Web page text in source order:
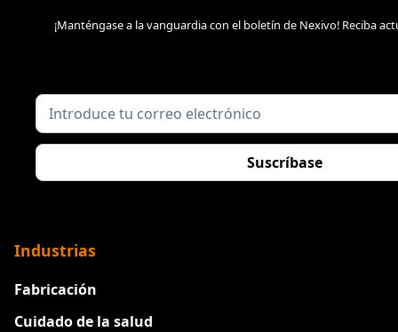
¡Manténgase a la vanguardia con el boletín de Nexivo! Reciba
Industrias
Fabricación
Cuidado de la salud